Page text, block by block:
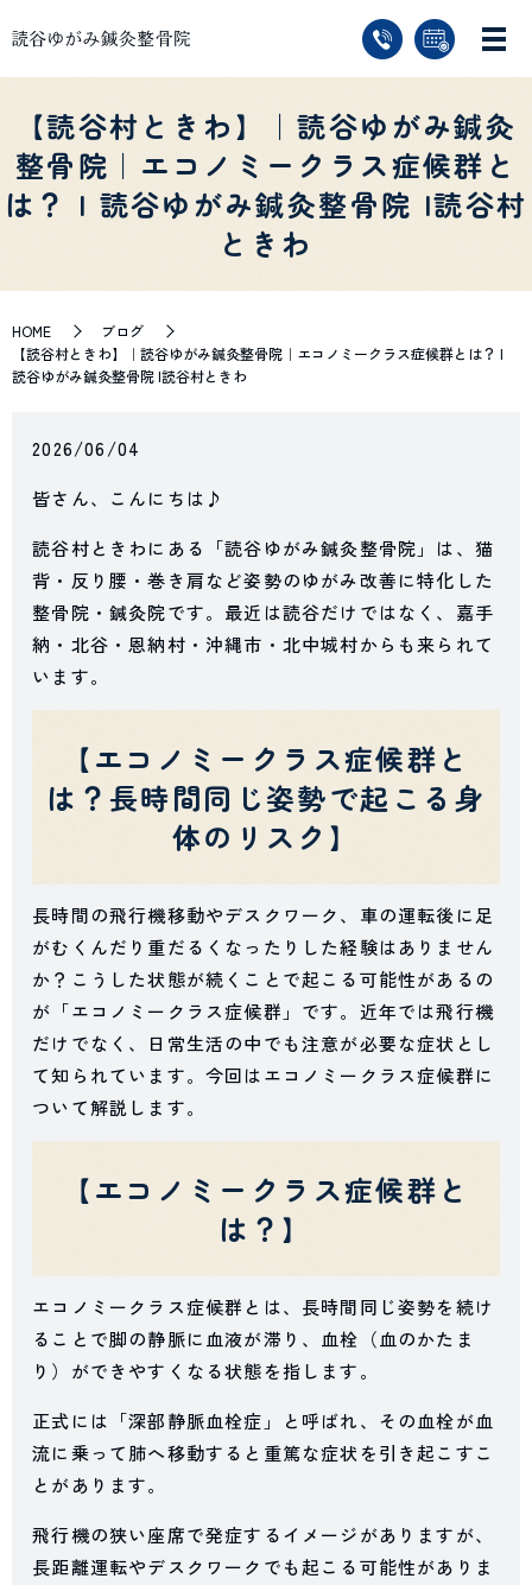
【読谷村ときわ】｜読谷ゆがみ鍼灸
整骨院｜エコノミークラス症候群と
は？ | 読谷ゆがみ鍼灸整骨院 |読谷村
ときわ
HOME
ブログ
【読谷村ときわ】｜読谷ゆがみ鍼灸整骨院｜エコノミークラス症候群とは？ |
読谷ゆがみ鍼灸整骨院 |読谷村ときわ
2026/06/04
皆さん、こんにちは♪
読谷村ときわにある「読谷ゆがみ鍼灸整骨院」は、猫
背・反り腰・巻き肩など姿勢のゆがみ改善に特化した
整骨院・鍼灸院です。最近は読谷だけではなく、嘉手
納・北谷・恩納村・沖縄市・北中城村からも来られて
います。
【エコノミークラス症候群と
は？長時間同じ姿勢で起こる身
体のリスク】
長時間の飛行機移動やデスクワーク、車の運転後に足
がむくんだり重だるくなったりした経験はありません
か？こうした状態が続くことで起こる可能性があるの
が「エコノミークラス症候群」です。近年では飛行機
だけでなく、日常生活の中でも注意が必要な症状とし
て知られています。今回はエコノミークラス症候群に
ついて解説します。
【エコノミークラス症候群と
は？】
エコノミークラス症候群とは、長時間同じ姿勢を続け
ることで脚の静脈に血液が滞り、血栓（血のかたま
り）ができやすくなる状態を指します。
正式には「深部静脈血栓症」と呼ばれ、その血栓が血
流に乗って肺へ移動すると重篤な症状を引き起こすこ
とがあります。
飛行機の狭い座席で発症するイメージがありますが、
長距離運転やデスクワークでも起こる可能性がありま